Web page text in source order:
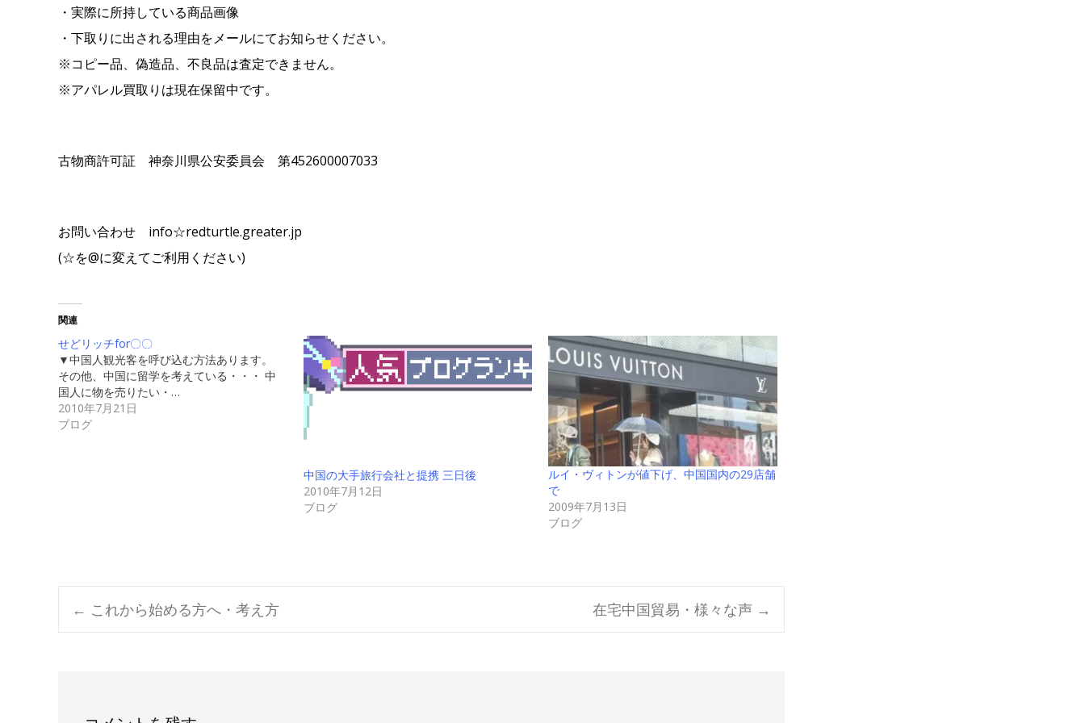
・実際に所持している商品画像
・下取りに出される理由をメールにてお知らせください。
※コピー品、偽造品、不良品は査定できません。
※アパレル買取りは現在保留中です。
古物商許可証 神奈川県公安委員会 第452600007033
お問い合わせ info☆redturtle.greater.jp
(☆を@に変えてご利用ください)
関連
せどリッチfor〇〇
▼中国人観光客を呼び込む方法あります。
その他、中国に留学を考えている・・・ 中
国人に物を売りたい・…
2010年7月21日
ブログ
中国の大手旅行会社と提携 三日後
2010年7月12日
ブログ
ルイ・ヴィトンが値下げ、中国国内の29店舗
で
2009年7月13日
ブログ
Post
← これから始める方へ・考え方 在宅中国貿易・様々な声 →